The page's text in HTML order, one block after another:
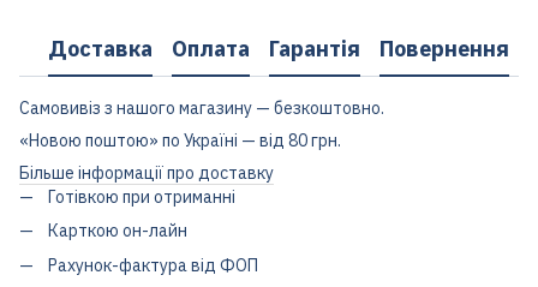
Доставка Оплата Гарантія Повернення
Самовивіз з нашого магазину — безкоштовно.
«Новою поштою» по Україні — від 80 грн.
Більше інформації про доставку
Готівкою при отриманні
Карткою он-лайн
Рахунок-фактура від ФОП